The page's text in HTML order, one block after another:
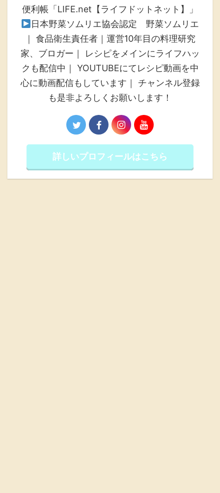
便利帳「LIFE.net【ライフドットネット】」
日本野菜ソムリエ協会認定 野菜ソムリエ
｜ 食品衛生責任者｜運営10年目の料理研究
家、ブロガー｜ レシピをメインにライフハッ
クも配信中｜ YOUTUBEにてレシピ動画を中
心に動画配信もしています｜ チャンネル登録
も是非よろしくお願いします！
詳しいプロフィールはこちら